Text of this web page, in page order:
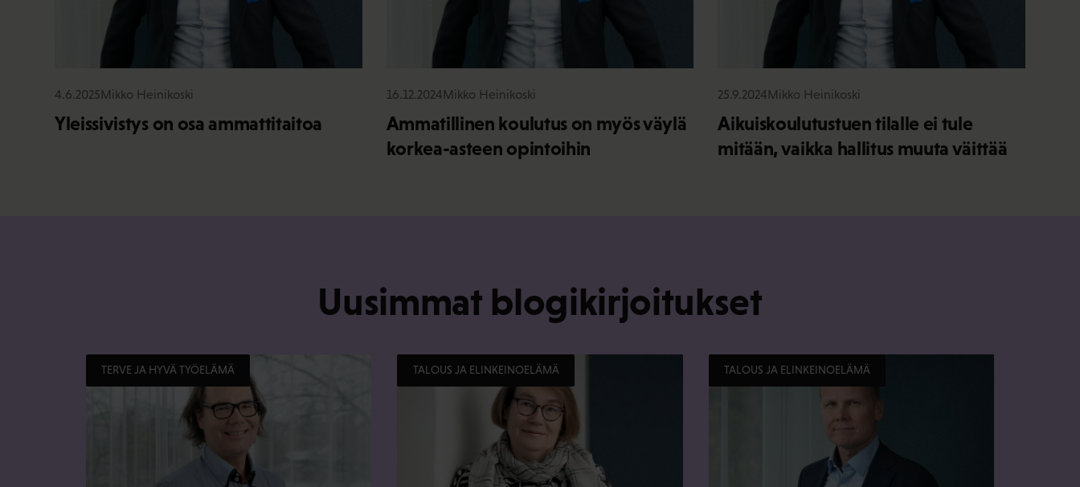
4.6.2025Mikko Heinikoski
Yleissivistys on osa ammattitaitoa
16.12.2024Mikko Heinikoski
Ammatillinen koulutus on myös väylä
korkea-asteen opintoihin
25.9.2024Mikko Heinikoski
Aikuiskoulutustuen tilalle ei tule
mitään, vaikka hallitus muuta väittää
Uusimmat blogikirjoitukset
TERVE JA HYVÄ TYÖELÄMÄ TALOUS JA ELINKEINOELÄMÄ TALOUS JA ELINKEINOELÄMÄ